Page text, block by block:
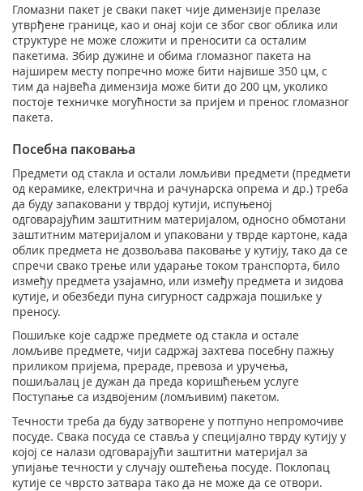
Гломазни пакет је сваки пакет чије димензије прелазе
утврђене границе, као и онај који се због свог облика или
структуре не може сложити и преносити са осталим
пакетима. Збир дужине и обима гломазног пакета на
најширем месту попречно може бити највише 350 цм, с
тим да највећа димензија може бити до 200 цм, уколико
постоје техничке могућности за пријем и пренос гломазног
пакета.
Посебна паковања
Предмети од стакла и остали ломљиви предмети (предмети
од керамике, електрична и рачунарска опрема и др.) треба
да буду запаковани у тврдој кутији, испуњеној
одговарајућим заштитним материјалом, односно обмотани
заштитним материјалом и упаковани у тврде картоне, када
облик предмета не дозвољава паковање у кутију, тако да се
спречи свако трење или ударање током транспорта, било
између предмета узајамно, или између предмета и зидова
кутије, и обезбеди пуна сигурност садржаја пошиљке у
преносу.
Пошиљке које садрже предмете од стакла и остале
ломљиве предмете, чији садржај захтева посебну пажњу
приликом пријема, прераде, превоза и уручења,
пошиљалац је дужан да преда коришћењем услуге
Поступање са издвојеним (ломљивим) пакетом.
Течности треба да буду затворене у потпуно непромочиве
посуде. Свака посуда се ставља у специјално тврду кутију у
којој се налази одговарајући заштитни материјал за
упијање течности у случају оштећења посуде. Поклопац
кутије се чврсто затвара тако да не може да се отвори.